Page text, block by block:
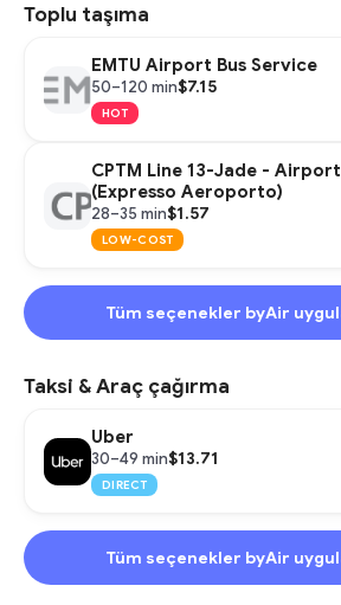
Toplu taşıma
EMTU Airport Bus Service
50–120 min$7.15
HOT
CPTM Line 13-Jade -
(Expresso Aeroporto)
28–35 min$1.57
LOW-COST
Tüm seçenekler byAir
Taksi & Araç çağırma
Uber
30–49 min$13.71
DIRECT
Tüm seçenekler byAir